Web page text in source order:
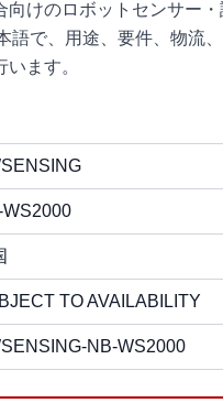
向けのロボットセンサー
語で、用途、要件、物流
ます。
WS2000
TO AVAILABILITY
NB-WS2000